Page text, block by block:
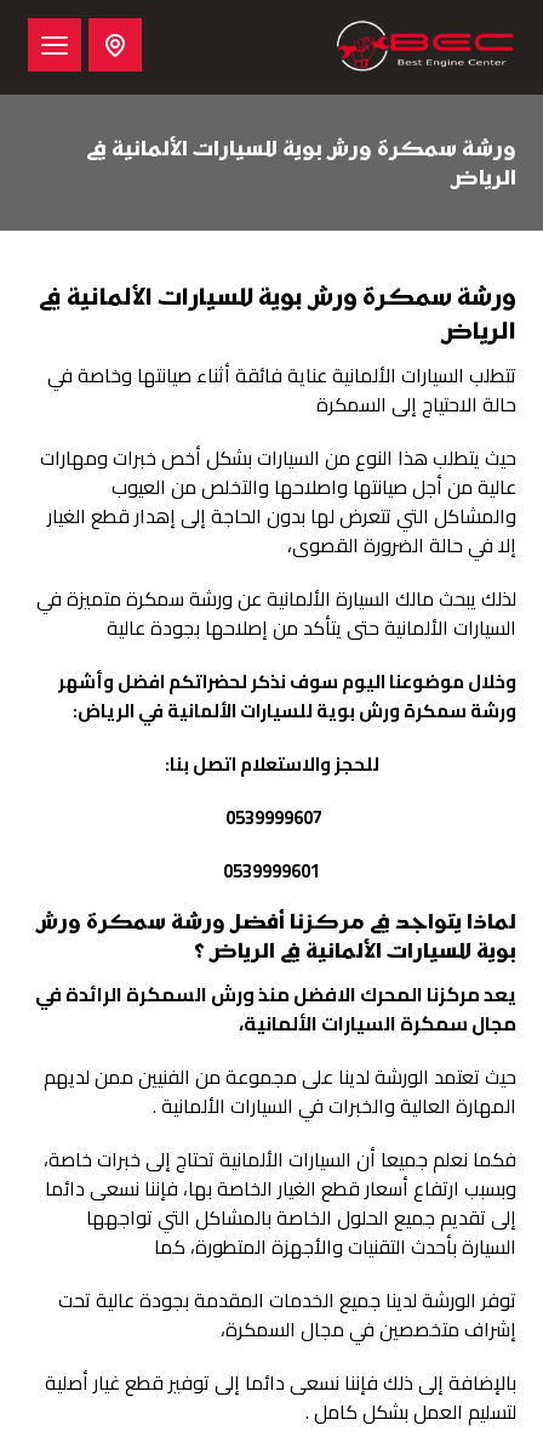
ورشة سمكرة ورش بوية للسيارات الألمانية في
الرياض
ورشة سمكرة ورش بوية للسيارات الألمانية في
الرياض
تتطلب السيارات الألمانية عناية فائقة أثناء صيانتها وخاصة في
حالة الاحتياج إلى السمكرة
حيث يتطلب هذا النوع من السيارات بشكل أخص خبرات ومهارات
عالية من أجل صيانتها واصلاحها والتخلص من العيوب
والمشاكل التي تتعرض لها بدون الحاجة إلى إهدار قطع الغيار
إلا في حالة الضرورة القصوى،
لذلك يبحث مالك السيارة الألمانية عن ورشة سمكرة متميزة في
السيارات الألمانية حتى يتأكد من إصلاحها بجودة عالية
وخلال موضوعنا اليوم سوف نذكر لحضراتكم افضل وأشهر
ورشة سمكرة ورش بوية للسيارات الألمانية في الرياض:
للحجز والاستعلام اتصل بنا:
0539999607
0539999601
لماذا يتواجد في مركزنا أفضل ورشة سمكرة ورش
بوية للسيارات الألمانية في الرياض ؟
يعد مركزناالمحرك الافضلمنذ ورش السمكرة الرائدة في
مجال سمكرة السيارات الألمانية،
حيث تعتمد الورشة لدينا على مجموعة من الفنيين ممن لديهم
المهارة العالية والخبرات في السيارات الألمانية .
فكما نعلم جميعا أن السيارات الألمانية تحتاج إلى خبرات خاصة،
وبسبب ارتفاع أسعار قطع الغيار الخاصة بها، فإننا نسعى دائما
إلى تقديم جميع الحلول الخاصة بالمشاكل التي تواجهها
السيارة بأحدث التقنيات والأجهزة المتطورة، كما
توفر الورشة لدينا جميع الخدمات المقدمة بجودة عالية تحت
إشراف متخصصين في مجال السمكرة،
بالإضافة إلى ذلك فإننا نسعى دائما إلى توفير قطع غيار أصلية
لتسليم العمل بشكل كامل .